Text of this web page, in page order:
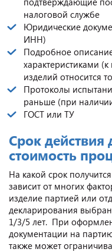
налоговой службе
Юридические
ИНН)
Подробное
характеристиками
изделий относится
Протоколы
раньше (при
ГОСТ или ТУ
Срок действия
стоимость
На какой срок
зависит от многих
изделие партией или
декларирования
1/3/5 лет. При
документации на
также может